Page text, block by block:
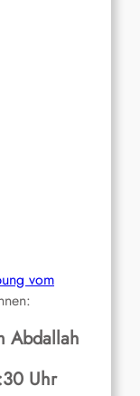
vom
Abdallah
Uhr